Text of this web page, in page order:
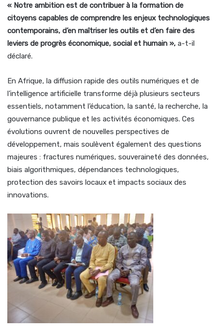
« Notre ambition est de contribuer à la formation de
citoyens capables de comprendre les enjeux technologiques
contemporains, d’en maîtriser les outils et d’en faire des
leviers de progrès économique, social et humain », a-t-il
déclaré.
En Afrique, la diffusion rapide des outils numériques et de
l’intelligence artificielle transforme déjà plusieurs secteurs
essentiels, notamment l’éducation, la santé, la recherche, la
gouvernance publique et les activités économiques. Ces
évolutions ouvrent de nouvelles perspectives de
développement, mais soulèvent également des questions
majeures : fractures numériques, souveraineté des données,
biais algorithmiques, dépendances technologiques,
protection des savoirs locaux et impacts sociaux des
innovations.